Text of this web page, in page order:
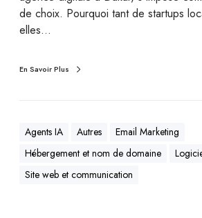
de choix. Pourquoi tant de startups
elles…
En Savoir Plus
Agents IA Autres
Email Marketing
Hébergement et nom de domaine
Site web et communication